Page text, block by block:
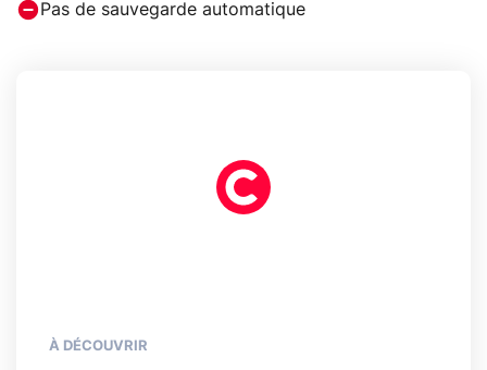
Pas de sauvegarde automatique
À DÉCOUVRIR